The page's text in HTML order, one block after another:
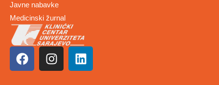
Javne nabavke
Medicinski žurnal